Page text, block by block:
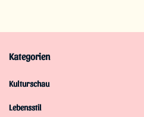
Kategorien
Kulturschau
Lebensstil